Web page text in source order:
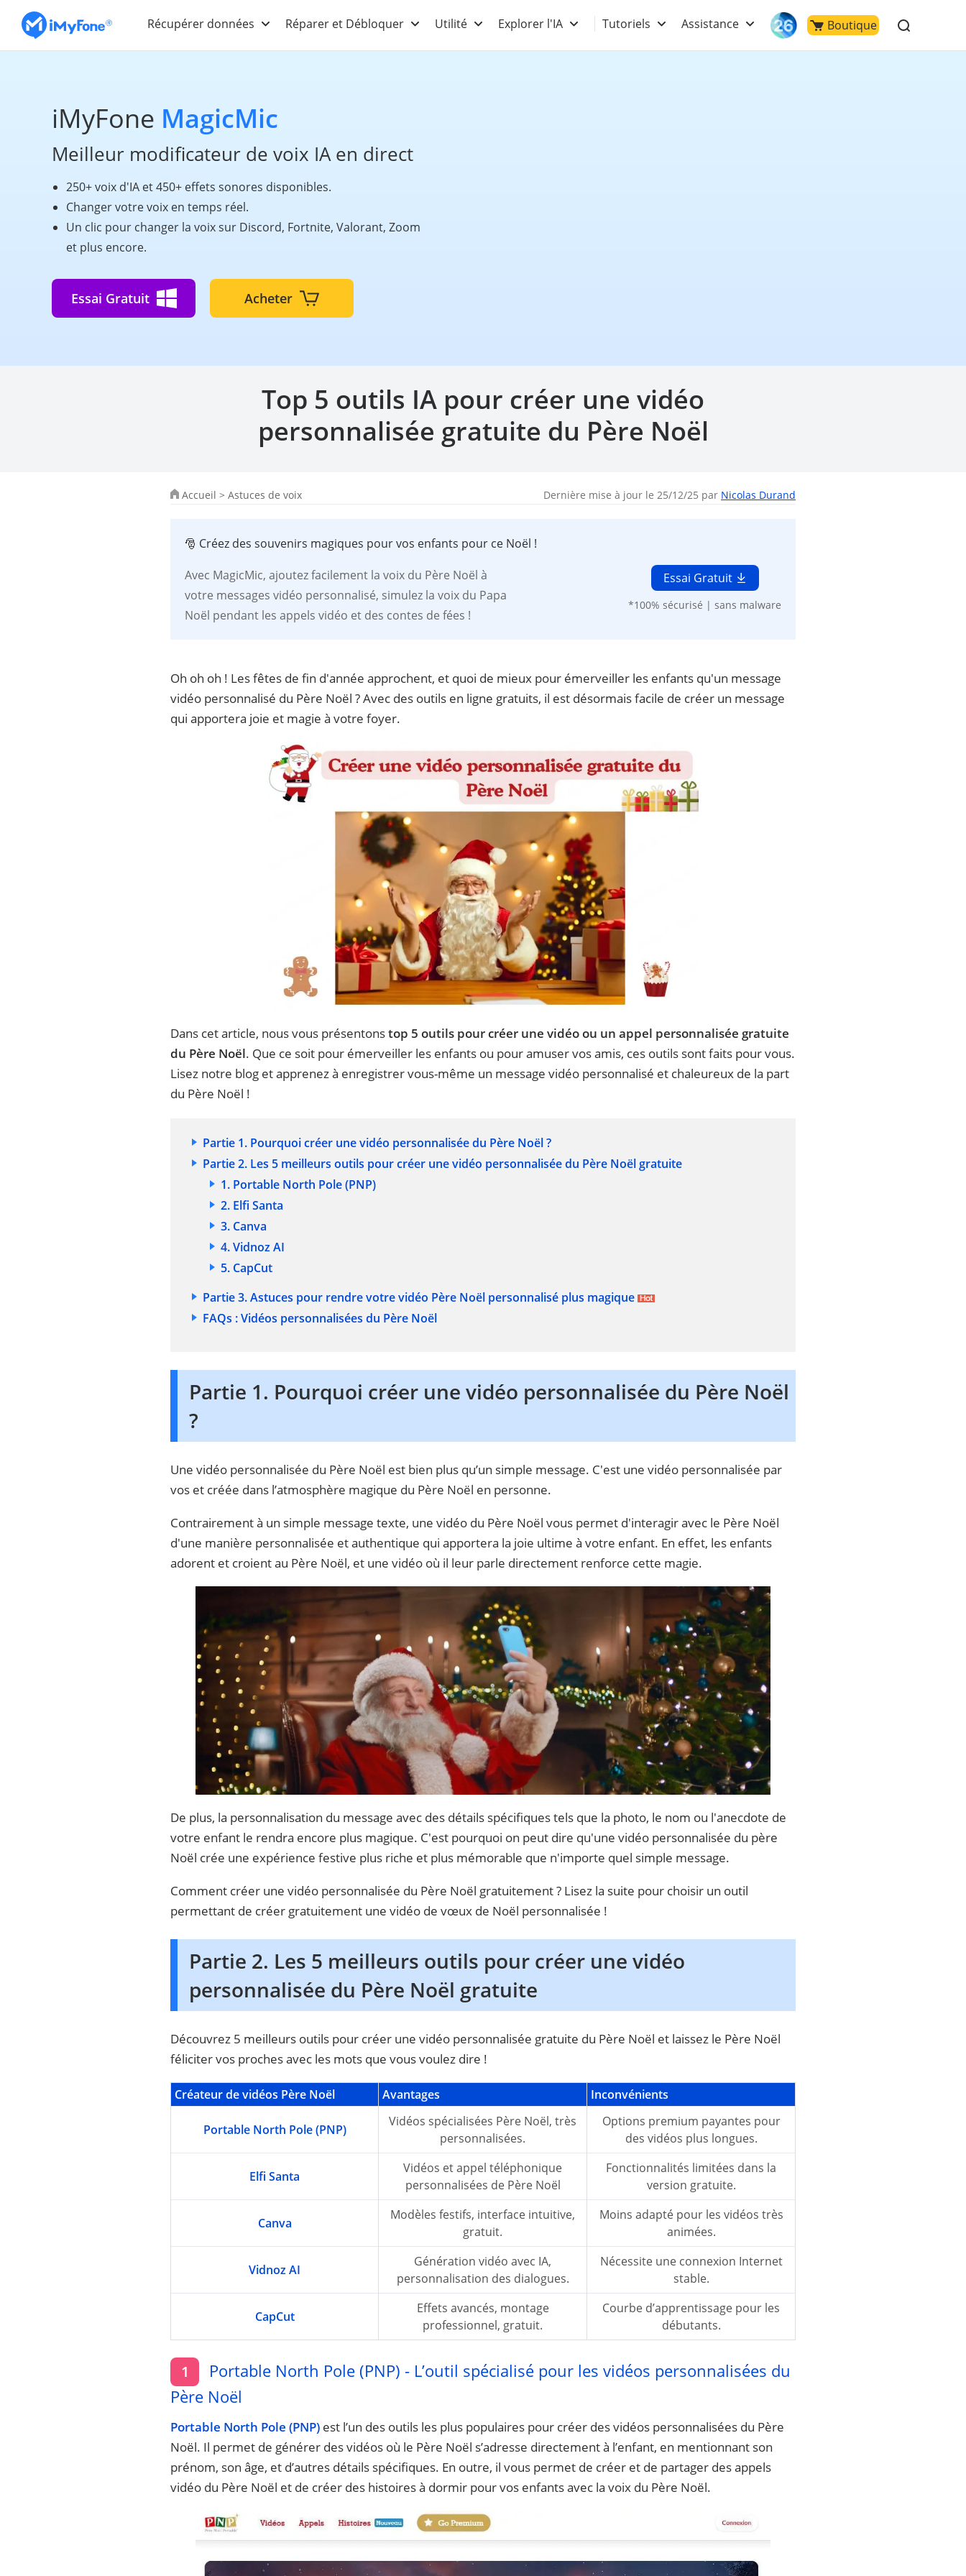
Récupérer données Réparer et Débloquer Utilité Explorer l'IA Tutoriels Assistance Boutique
iMyFone MagicMic
Meilleur modificateur de voix IA en direct
250+ voix d'IA et 450+ effets sonores disponibles.
Changer votre voix en temps réel.
Un clic pour changer la voix sur Discord, Fortnite, Valorant, Zoom
et plus encore.
Essai Gratuit Acheter
Top 5 outils IA pour créer une vidéo
personnalisée gratuite du Père Noël
Accueil > Astuces de voix Dernière mise à jour le 25/12/25 par Nicolas Durand
🎅 Créez des souvenirs magiques pour vos enfants pour ce Noël !
Avec MagicMic, ajoutez facilement la voix du Père Noël à
votre messages vidéo personnalisé, simulez la voix du Papa
Noël pendant les appels vidéo et des contes de fées !
Essai Gratuit
*100% sécurisé | sans malware
Oh oh oh ! Les fêtes de fin d'année approchent, et quoi de mieux pour émerveiller les enfants qu'un message
vidéo personnalisé du Père Noël ? Avec des outils en ligne gratuits, il est désormais facile de créer un message
qui apportera joie et magie à votre foyer.
Dans cet article, nous vous présentonstop 5 outils pour créer une vidéo ou un appel personnalisée gratuite
du Père Noël. Que ce soit pour émerveiller les enfants ou pour amuser vos amis, ces outils sont faits pour vous.
Lisez notre blog et apprenez à enregistrer vous-même un message vidéo personnalisé et chaleureux de la part
du Père Noël !
Partie 1. Pourquoi créer une vidéo personnalisée du Père Noël ?
Partie 2. Les 5 meilleurs outils pour créer une vidéo personnalisée du Père Noël gratuite
1. Portable North Pole (PNP)
2. Elfi Santa
3. Canva
4. Vidnoz AI
5. CapCut
Partie 3. Astuces pour rendre votre vidéo Père Noël personnalisé plus magique
FAQs : Vidéos personnalisées du Père Noël
Partie 1. Pourquoi créer une vidéo personnalisée du Père Noël
?
Une vidéo personnalisée du Père Noël est bien plus qu’un simple message. C'est une vidéo personnalisée par
vos et créée dans l’atmosphère magique du Père Noël en personne.
Contrairement à un simple message texte, une vidéo du Père Noël vous permet d'interagir avec le Père Noël
d'une manière personnalisée et authentique qui apportera la joie ultime à votre enfant. En effet, les enfants
adorent et croient au Père Noël, et une vidéo où il leur parle directement renforce cette magie.
De plus, la personnalisation du message avec des détails spécifiques tels que la photo, le nom ou l'anecdote de
votre enfant le rendra encore plus magique. C'est pourquoi on peut dire qu'une vidéo personnalisée du père
Noël crée une expérience festive plus riche et plus mémorable que n'importe quel simple message.
Comment créer une vidéo personnalisée du Père Noël gratuitement ? Lisez la suite pour choisir un outil
permettant de créer gratuitement une vidéo de vœux de Noël personnalisée !
Partie 2. Les 5 meilleurs outils pour créer une vidéo
personnalisée du Père Noël gratuite
Découvrez 5 meilleurs outils pour créer une vidéo personnalisée gratuite du Père Noël et laissez le Père Noël
féliciter vos proches avec les mots que vous voulez dire !
Créateur de vidéos Père Noël Avantages Inconvénients
Portable North Pole (PNP)
Vidéos spécialisées Père Noël, très
personnalisées.
Options premium payantes pour
des vidéos plus longues.
Elfi Santa
Vidéos et appel téléphonique
personnalisées de Père Noël
Fonctionnalités limitées dans la
version gratuite.
Canva
Modèles festifs, interface intuitive,
gratuit.
Moins adapté pour les vidéos très
animées.
Vidnoz AI
Génération vidéo avec IA,
personnalisation des dialogues.
Nécessite une connexion Internet
stable.
CapCut
Effets avancés, montage
professionnel, gratuit.
Courbe d’apprentissage pour les
débutants.
1
Portable North Pole (PNP) - L’outil spécialisé pour les vidéos personnalisées du
Père Noël
Portable North Pole (PNP) est l’un des outils les plus populaires pour créer des vidéos personnalisées du Père
Noël. Il permet de générer des vidéos où le Père Noël s’adresse directement à l’enfant, en mentionnant son
prénom, son âge, et d’autres détails spécifiques. En outre, il vous permet de créer et de partager des appels
vidéo du Père Noël et de créer des histoires à dormir pour vos enfants avec la voix du Père Noël.